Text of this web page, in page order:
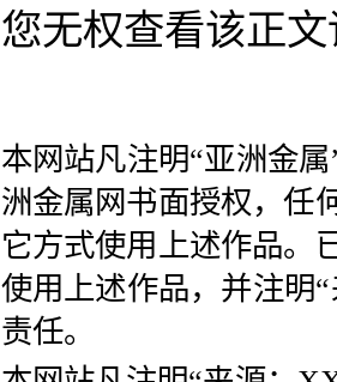
您无权查看该正
本网站凡注明“亚洲金
洲金属网书面授权，任
它方式使用上述作品。
使用上述作品，并注明
责任。